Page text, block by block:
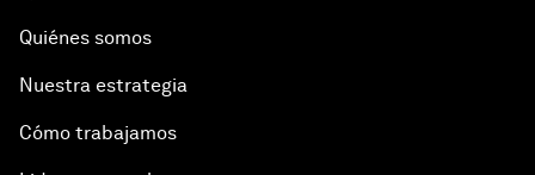
Quiénes somos
Nuestra estrategia
Cómo trabajamos